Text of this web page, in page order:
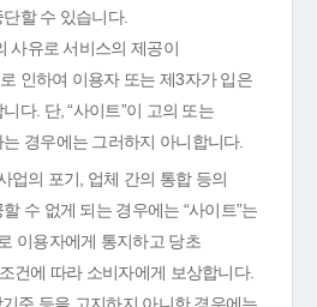
할 수 있습니다.
사유로 서비스의 제공이
인하여 이용자 또는 제3자가 입은
다. 단, “사이트”이 고의 또는
경우에는 그러하지 아니합니다.
업의 포기, 업체 간의 통합 등의
수 없게 되는 경우에는 “사이트”는
이용자에게 통지하고 당초
건에 따라 소비자에게 보상합니다.